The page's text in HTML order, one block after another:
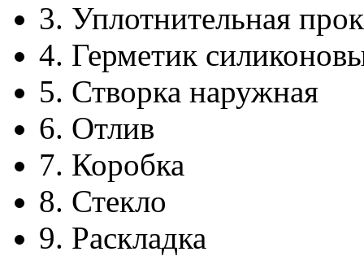
3. Уплотнительная
4. Герметик
5. Створка наружная
6. Отлив
7. Коробка
8. Стекло
9. Раскладка